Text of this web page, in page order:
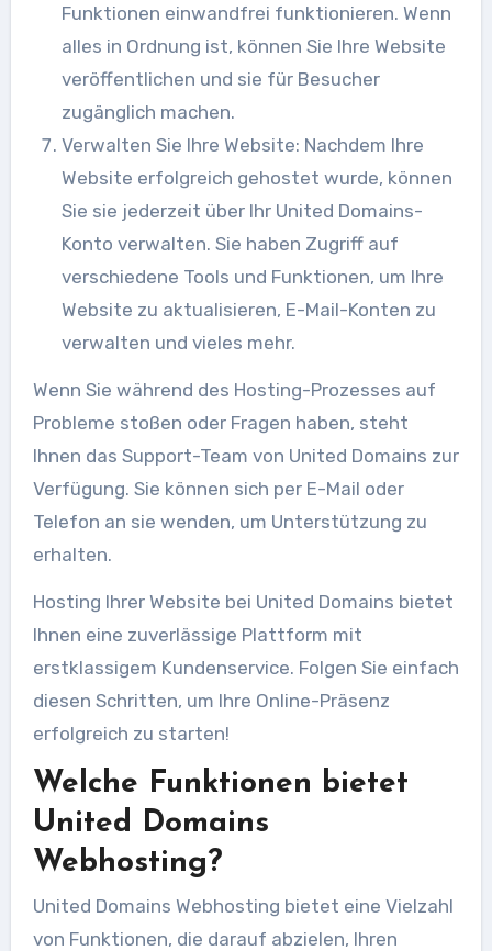
Funktionen einwandfrei funktionieren. Wenn
alles in Ordnung ist, können Sie Ihre Website
veröffentlichen und sie für Besucher
zugänglich machen.
Verwalten Sie Ihre Website: Nachdem Ihre
Website erfolgreich gehostet wurde, können
Sie sie jederzeit über Ihr United Domains-
Konto verwalten. Sie haben Zugriff auf
verschiedene Tools und Funktionen, um Ihre
Website zu aktualisieren, E-Mail-Konten zu
verwalten und vieles mehr.
Wenn Sie während des Hosting-Prozesses auf
Probleme stoßen oder Fragen haben, steht
Ihnen das Support-Team von United Domains zur
Verfügung. Sie können sich per E-Mail oder
Telefon an sie wenden, um Unterstützung zu
erhalten.
Hosting Ihrer Website bei United Domains bietet
Ihnen eine zuverlässige Plattform mit
erstklassigem Kundenservice. Folgen Sie einfach
diesen Schritten, um Ihre Online-Präsenz
erfolgreich zu starten!
Welche Funktionen bietet
United Domains
Webhosting?
United Domains Webhosting bietet eine Vielzahl
von Funktionen, die darauf abzielen, Ihren